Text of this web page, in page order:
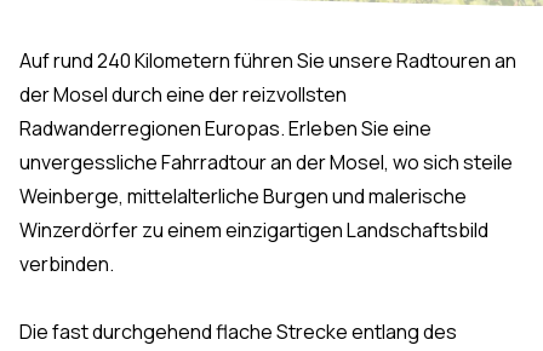
Auf rund 240 Kilometern führen Sie unsere Radtouren an
der Mosel durch eine der reizvollsten
Radwanderregionen Europas. Erleben Sie eine
unvergessliche Fahrradtour an der Mosel, wo sich steile
Weinberge, mittelalterliche Burgen und malerische
Winzerdörfer zu einem einzigartigen Landschaftsbild
verbinden.
Die fast durchgehend flache Strecke entlang des